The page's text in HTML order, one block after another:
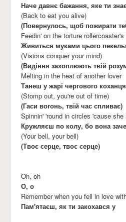
Наче давнє бажання, яке ти
(Back to eat you alive)
(Повернулось, щоб пожирати
Feedin' on the torture rollercoaster's
Живиться муками цього
(Visions conquer your mind)
(Видіння захоплюють твій
Melting in the heat of another lover
Танеш у жарі чергового коханця
(Stomp out, you're out of time)
(Гаси вогонь, твій час спливає)
Spinnin' 'round in circles 'cause she
Кружляєш по колу, бо вона
(Your bell, your bell)
(Твоє серце, твоє серце)
Oh, oh
О, о
Remember when you fell in love
Пам'ятаєш, як ти закохався у